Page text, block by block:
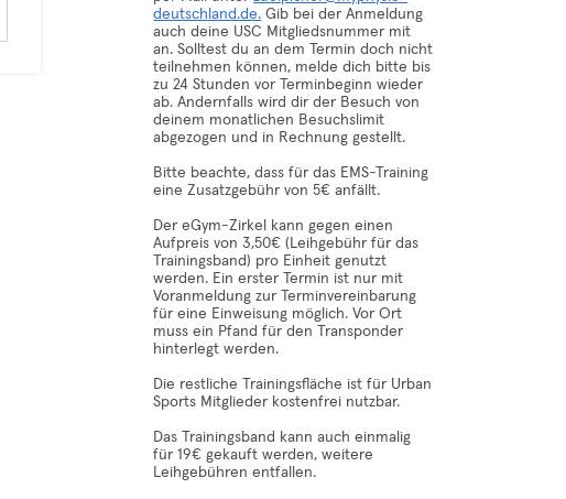
deutschland.de. Gib bei der Anmeldung
auch deine USC Mitgliedsnummer mit
an. Solltest du an dem Termin doch nicht
teilnehmen können, melde dich bitte bis
zu 24 Stunden vor Terminbeginn wieder
ab. Andernfalls wird dir der Besuch von
deinem monatlichen Besuchslimit
abgezogen und in Rechnung gestellt.
Bitte beachte, dass für das EMS-Training
eine Zusatzgebühr von 5€ anfällt.
Der eGym-Zirkel kann gegen einen
Aufpreis von 3,50€ (Leihgebühr für das
Trainingsband) pro Einheit genutzt
werden. Ein erster Termin ist nur mit
Voranmeldung zur Terminvereinbarung
für eine Einweisung möglich. Vor Ort
muss ein Pfand für den Transponder
hinterlegt werden.
Die restliche Trainingsfläche ist für Urban
Sports Mitglieder kostenfrei nutzbar.
Das Trainingsband kann auch einmalig
für 19€ gekauft werden, weitere
Leihgebühren entfallen.